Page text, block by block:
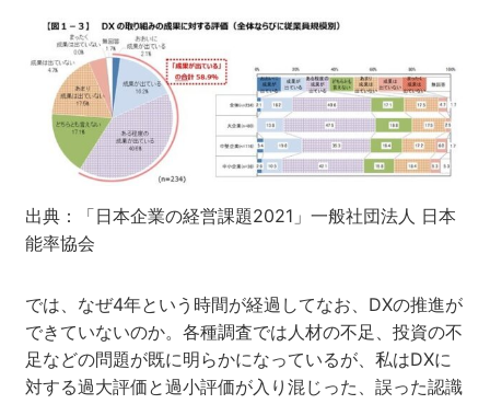
出典：「日本企業の経営課題2021」一般社団法人 日本
能率協会
では、なぜ4年という時間が経過してなお、DXの推進が
できていないのか。各種調査では人材の不足、投資の不
足などの問題が既に明らかになっているが、私はDXに
対する過大評価と過小評価が入り混じった、誤った認識